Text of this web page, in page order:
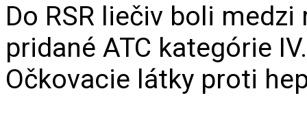
Do RSR liečiv boli
pridané ATC kategórie
Očkovacie látky proti